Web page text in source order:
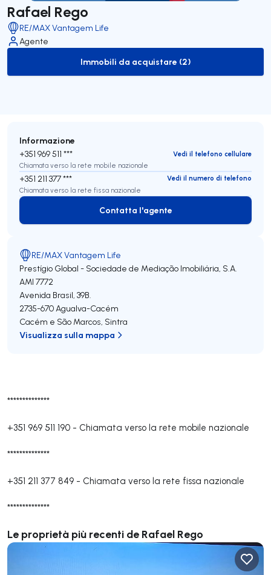
Rafael Rego
RE/MAX Vantagem Life
Agente
to-buy-listing
Immobili da acquistare (2)
**************
+351 969 511 190 - Chiamata verso la rete mobile nazionale
**************
+351 211 377 849 - Chiamata verso la rete fissa nazionale
**************
Le proprietà più recenti de Rafael Rego
Informazione
+351 969 511 ***
Vedi il telefono cellulare
Chiamata verso la rete mobile nazionale
+351 211 377 ***
Vedi il numero di telefono
Chiamata verso la rete fissa nazionale
Contatta l'agente
Contatta l'agente
RE/MAX Vantagem Life
Prestígio Global - Sociedade de Mediação Imobiliária, S.A.
AMI 7772
Avenida Brasil, 39B.
2735-670Agualva-Cacém
Cacém e São Marcos, Sintra
Visualizza sulla mappa